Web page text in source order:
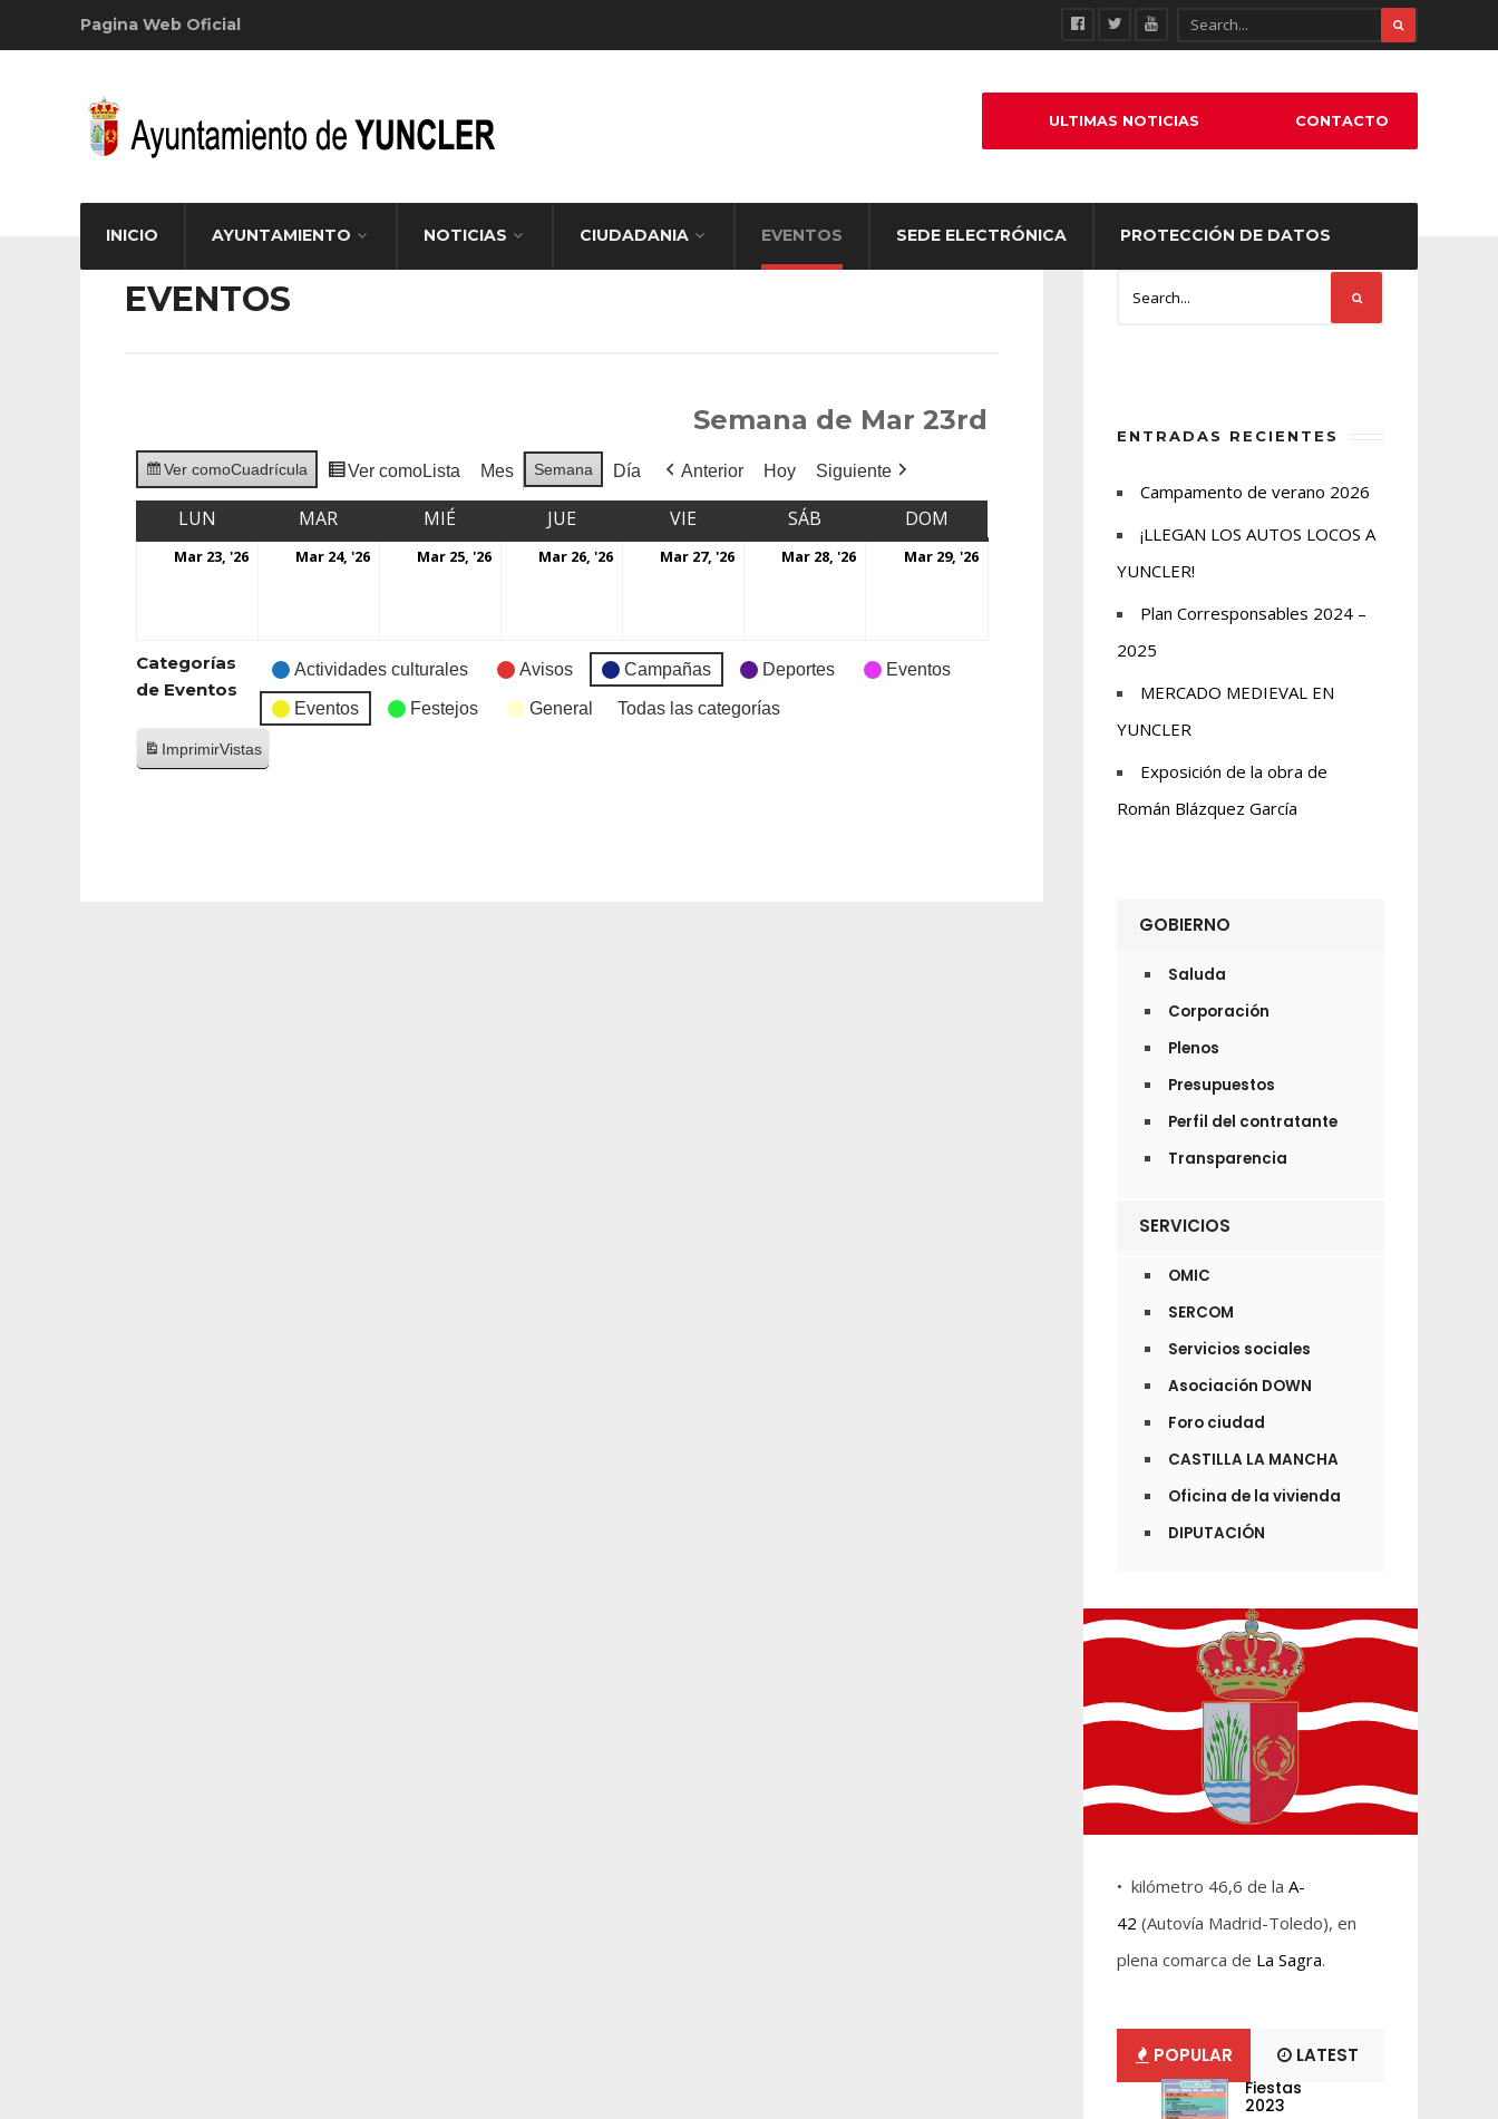
Pagina Web Oficial
INICIO AYUNTAMIENTO NOTICIAS CIUDADANIA EVENTOS SEDE ELECTRÓNICA PROTECCIÓN DE DATOS
ULTIMAS NOTICIAS CONTACTO
EVENTOS
Semana de Mar 23rd
Ver comoCuadrícula Ver comoLista Mes Semana Día Anterior Hoy Siguiente
LUN MAR MIÉ JUE VIE SÁB DOM
Mar 23, '26 Mar 24, '26 Mar 25, '26 Mar 26, '26 Mar 27, '26 Mar 28, '26 Mar 29, '26
Categorías
de Eventos
Actividades culturales Avisos Campañas Deportes Eventos
Eventos Festejos General Todas las categorías
ImprimirVistas
ENTRADAS RECIENTES
Campamento de verano 2026
¡LLEGAN LOS AUTOS LOCOS A
YUNCLER!
Plan Corresponsables 2024 –
2025
MERCADO MEDIEVAL EN
YUNCLER
Exposición de la obra de
Román Blázquez García
GOBIERNO
Saluda
Corporación
Plenos
Presupuestos
Perfil del contratante
Transparencia
SERVICIOS
OMIC
SERCOM
Servicios sociales
Asociación DOWN
Foro ciudad
CASTILLA LA MANCHA
Oficina de la vivienda
DIPUTACIÓN
• kilómetro 46,6 de la A-
42 (Autovía Madrid-Toledo), en
plena comarca de La Sagra.
POPULAR LATEST
Fiestas
2023